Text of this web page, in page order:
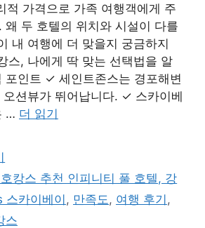
적 가격으로 가족 여행객에게 주
왜 두 호텔의 위치와 시설이 다를
내 여행에 더 맞을지 궁금하지
스, 나에게 딱 맞는 선택법을 알
포인트 ✓ 세인트존스는 경포해변
션뷰가 뛰어납니다. ✓ 스카이베
… 더 읽기
캉스 추천 인피니티 풀 호텔, 강
스카이베이 , 만족도 , 여행 후기 ,
스